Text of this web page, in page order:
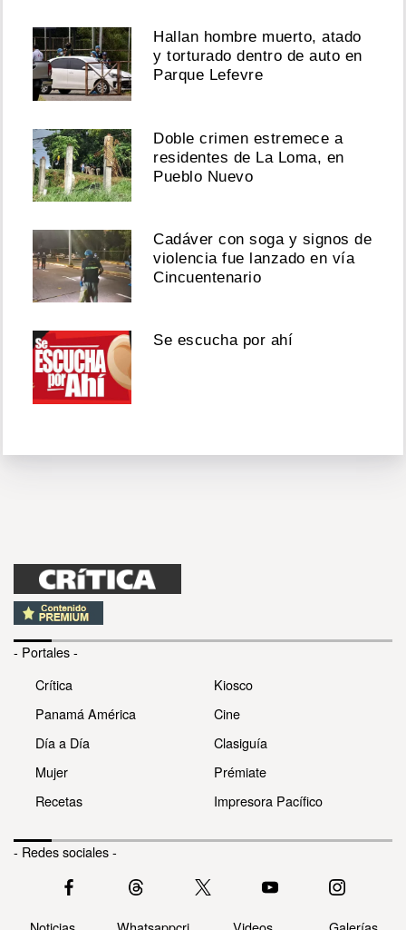
Hallan hombre muerto, atado
y torturado dentro de auto en
Parque Lefevre
Doble crimen estremece a
residentes de La Loma, en
Pueblo Nuevo
Cadáver con soga y signos de
violencia fue lanzado en vía
Cincuentenario
Se escucha por ahí
- Portales -
Crítica
Panamá América
Día a Día
Mujer
Recetas
Kiosco
Cine
Clasiguía
Prémiate
Impresora Pacífico
- Redes sociales -